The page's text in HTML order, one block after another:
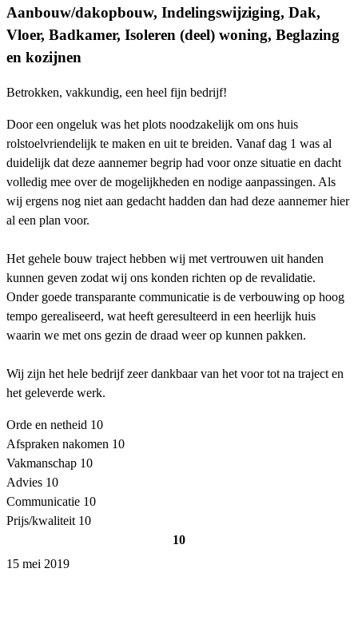
Aanbouw/dakopbouw, Indelingswijziging, Dak,
Vloer, Badkamer, Isoleren (deel) woning, Beglazing
en kozijnen
Betrokken, vakkundig, een heel fijn bedrijf!
Door een ongeluk was het plots noodzakelijk om ons huis
rolstoelvriendelijk te maken en uit te breiden. Vanaf dag 1 was al
duidelijk dat deze aannemer begrip had voor onze situatie en dacht
volledig mee over de mogelijkheden en nodige aanpassingen. Als
wij ergens nog niet aan gedacht hadden dan had deze aannemer hier
al een plan voor.
Het gehele bouw traject hebben wij met vertrouwen uit handen
kunnen geven zodat wij ons konden richten op de revalidatie.
Onder goede transparante communicatie is de verbouwing op hoog
tempo gerealiseerd, wat heeft geresulteerd in een heerlijk huis
waarin we met ons gezin de draad weer op kunnen pakken.
Wij zijn het hele bedrijf zeer dankbaar van het voor tot na traject en
het geleverde werk.
Orde en netheid 10
Afspraken nakomen 10
Vakmanschap 10
Advies 10
Communicatie 10
Prijs/kwaliteit 10
10
15 mei 2019